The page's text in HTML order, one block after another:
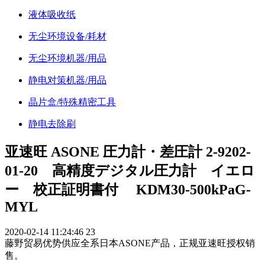
液体吸收纸
无尘环境设备/耗材
无尘环境机器/用品
静电对策机器/用品
晶片盒/特殊精密工具
静电去除刷
亚速旺 ASONE 圧力計・差圧計 2-9202-
01-20 高精度デジタル圧力計 イエロ
ー 校正証明書付 KDM30-500kPaG-
MYL
2020-02-14 11:24:46 23
藤野贸易优势供应全系日本ASONE产品，正规亚速旺授权销
售。